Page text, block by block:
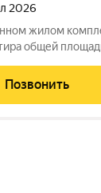
2026
жилом
общей
пространству
Позвонить